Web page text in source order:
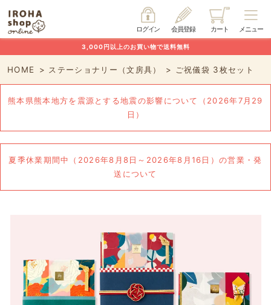
メニュー
カート
会員登録
ログイン
3,000円以上のお買い物で送料無料
HOME ステーショナリー（文房具） ご祝儀袋 3枚セット
熊本県熊本地方を震源とする地震の影響について（2026年7月29
日）
夏季休業期間中（2026年8月8日～2026年8月16日）の営業・発
送について